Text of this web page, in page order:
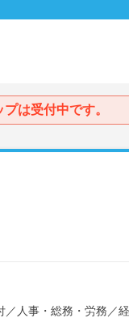
は受付中です。
／ 人事・総務・労務 ／